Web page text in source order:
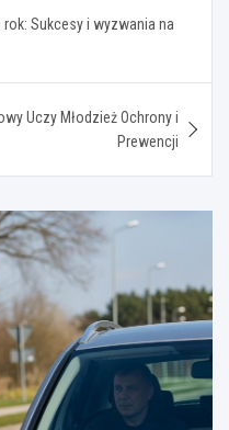
Sukcesy i wyzwania na
Uczy Młodzież Ochrony i
Prewencji